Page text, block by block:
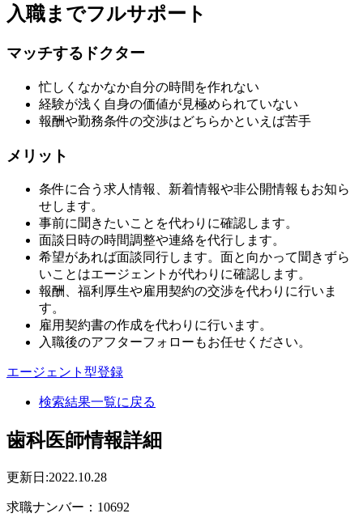
入職までフルサポート
マッチするドクター
忙しくなかなか自分の時間を作れない
経験が浅く自身の価値が見極められていない
報酬や勤務条件の交渉はどちらかといえば苦手
メリット
条件に合う求人情報、新着情報や非公開情報もお知ら
せします。
事前に聞きたいことを代わりに確認します。
面談日時の時間調整や連絡を代行します。
希望があれば面談同行します。面と向かって聞きずら
いことはエージェントが代わりに確認します。
報酬、福利厚生や雇用契約の交渉を代わりに行いま
す。
雇用契約書の作成を代わりに行います。
入職後のアフターフォローもお任せください。
エージェント型登録
検索結果一覧に戻る
歯科医師情報詳細
更新日:2022.10.28
求職ナンバー：10692